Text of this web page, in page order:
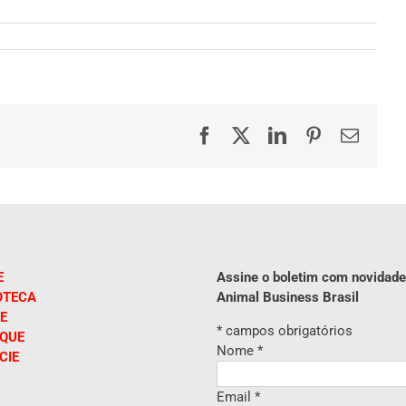
FacebookLinkedInPinterest
E-
Assine o boletim com
Animal Business Brasil
* campos obrigatórios
Nome *
Email *